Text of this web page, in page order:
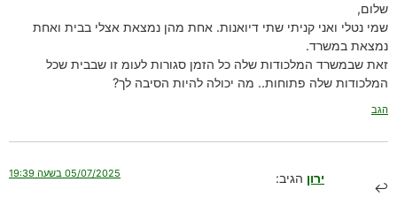
שלום,
שמי נטלי ואני קניתי שתי דיואנות. אחת מהן נמצאת אצלי בבית ואחת
נמצאת במשרד.
זאת שבמשרד המלכודות שלה כל הזמן סגורות לעומ זו שבבית שכל
המלכודות שלה פתוחות.. מה יכולה להיות הסיבה לך?
הגב
ירון הגיב: 05/07/2025 בשעה 19:39